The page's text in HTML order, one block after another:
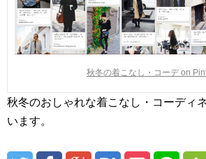
秋冬の着こなし・コーデ on
秋冬のおしゃれな着こなし・コーディ
います。